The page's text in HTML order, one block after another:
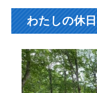
わたしの休日